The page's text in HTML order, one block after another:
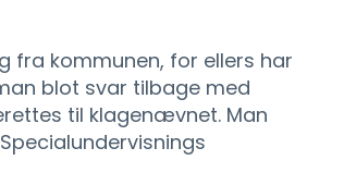
fra kommunen, for ellers har
blot svar tilbage med
til klagenævnet. Man